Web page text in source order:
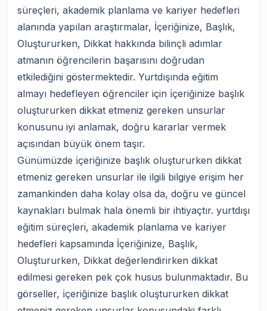
süreçleri, akademik planlama ve kariyer hedefleri
alanında yapılan araştırmalar, İçeriğinize, Başlık,
Oluştururken, Dikkat hakkında bilinçli adımlar
atmanın öğrencilerin başarısını doğrudan
etkilediğini göstermektedir. Yurtdışında eğitim
almayı hedefleyen öğrenciler için i̇çeriğinize başlık
oluştururken dikkat etmeniz gereken unsurlar
konusunu iyi anlamak, doğru kararlar vermek
açısından büyük önem taşır.
Günümüzde i̇çeriğinize başlık oluştururken dikkat
etmeniz gereken unsurlar ile ilgili bilgiye erişim her
zamankinden daha kolay olsa da, doğru ve güncel
kaynakları bulmak hala önemli bir ihtiyaçtır. yurtdışı
eğitim süreçleri, akademik planlama ve kariyer
hedefleri kapsamında İçeriğinize, Başlık,
Oluştururken, Dikkat değerlendirirken dikkat
edilmesi gereken pek çok husus bulunmaktadır. Bu
görseller, i̇çeriğinize başlık oluştururken dikkat